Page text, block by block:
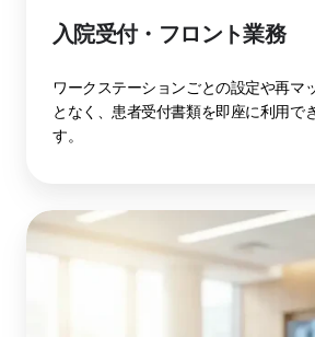
入院受付・フロント業務
ワークステーションごとの設定や再マ
となく、患者受付書類を即座に利用で
す。